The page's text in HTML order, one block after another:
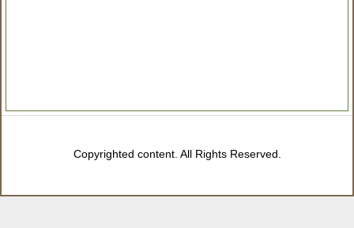
Copyrighted content. All Rights Reserved.